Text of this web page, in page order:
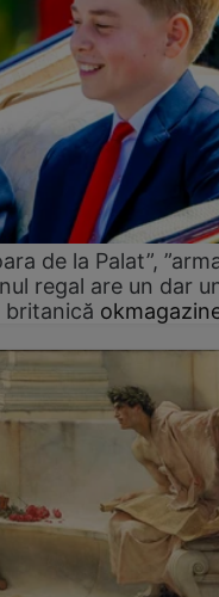
de la Palat”,
regal are un dar
britanică